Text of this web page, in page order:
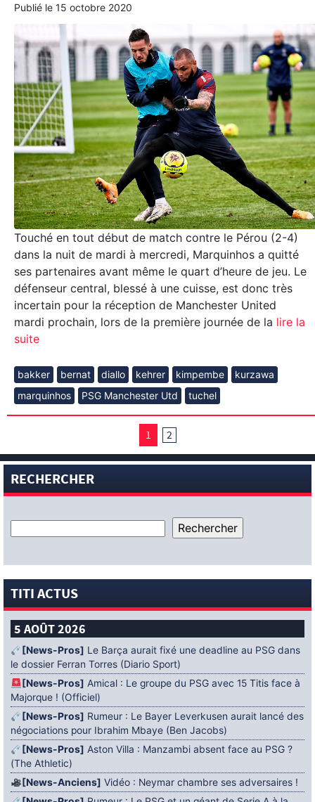
Publié le 15 octobre 2020
Touché en tout début de match contre le Pérou (2-4)
dans la nuit de mardi à mercredi, Marquinhos a quitté
ses partenaires avant même le quart d’heure de jeu. Le
défenseur central, blessé à une cuisse, est donc très
incertain pour la réception de Manchester United
mardi prochain, lors de la première journée de la lire la
suite
bakker bernat diallo kehrer kimpembe
kurzawa
marquinhos
PSG Manchester Utd tuchel
1 2
RECHERCHER
TITI ACTUS
5 AOÛT 2026
[News-Pros] Le Barça aurait fixé une deadline au PSG dans
le dossier Ferran Torres (Diario Sport)
[News-Pros] Amical : Le groupe du PSG avec 15 Titis face à
Majorque ! (Officiel)
[News-Pros] Rumeur : Le Bayer Leverkusen aurait lancé des
négociations pour Ibrahim Mbaye (Ben Jacobs)
[News-Pros] Aston Villa : Manzambi absent face au PSG ?
(The Athletic)
[News-Anciens] Vidéo : Neymar chambre ses adversaires !